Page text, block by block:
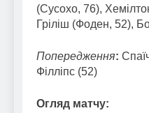
(Сусохо, 76),
Гріліш (Фоден, 52),
Попередження:
Філліпс (52)
Огляд матчу: